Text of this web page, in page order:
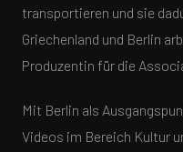
transportieren und sie
Griechenland und Berlin
Produzentin für die
Mit Berlin als
Videos im Bereich Kultur